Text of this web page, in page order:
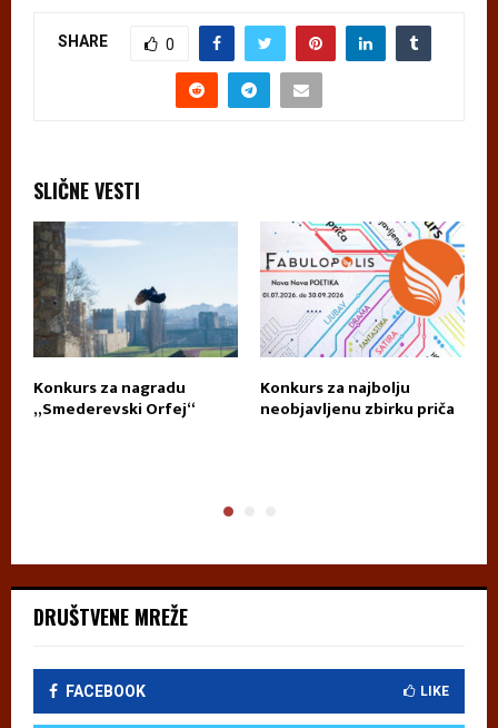
SHARE 0
SLIČNE VESTI
Konkurs za nagradu
„Smederevski Orfej“
Konkurs za najbolju
neobjavljenu zbirku priča
DRUŠTVENE MREŽE
FACEBOOK LIKE